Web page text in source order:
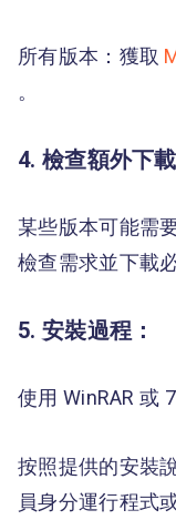
所有版本：獲取
。
4. 檢查額外下載
某些版本可能需
檢查需求並下載
5. 安裝過程：
使用 WinRAR 或
按照提供的安裝
員身分運行程式